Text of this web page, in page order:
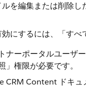
を編集または削除
にするには、「すべ
ナーポータルユーザ
権限が必要です。
Content ドキュ